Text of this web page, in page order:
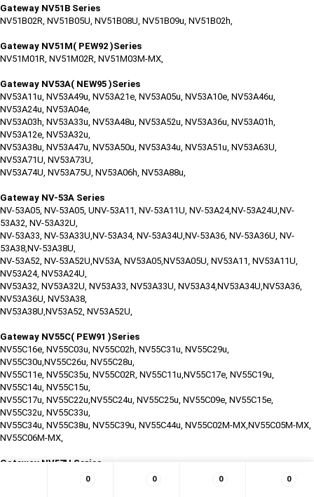
Gateway NV51B Series
NV51B02R, NV51B05U, NV51B08U, NV51B09u, NV51B02h,
Gateway NV51M( PEW92 )Series
NV51M01R, NV51M02R, NV51M03M-MX,
Gateway NV53A( NEW95 )Series
NV53A11u, NV53A49u, NV53A21e, NV53A05u, NV53A10e, NV53A46u,
NV53A24u, NV53A04e,
NV53A03h, NV53A33u, NV53A48u, NV53A52u, NV53A36u, NV53A01h,
NV53A12e, NV53A32u,
NV53A38u, NV53A47u, NV53A50u, NV53A34u, NV53A51u, NV53A63U,
NV53A71U, NV53A73U,
NV53A74U, NV53A75U, NV53A06h, NV53A88u,
Gateway NV-53A Series
NV-53A05, NV-53A05, UNV-53A11, NV-53A11U, NV-53A24,NV-53A24U,NV-
53A32, NV-53A32U,
NV-53A33, NV-53A33U,NV-53A34, NV-53A34U,NV-53A36, NV-53A36U, NV-
53A38,NV-53A38U,
NV-53A52, NV-53A52U,NV53A, NV53A05,NV53A05U, NV53A11, NV53A11U,
NV53A24, NV53A24U,
NV53A32, NV53A32U, NV53A33, NV53A33U, NV53A34,NV53A34U,NV53A36,
NV53A36U, NV53A38,
NV53A38U,NV53A52, NV53A52U,
Gateway NV55C( PEW91 )Series
NV55C16e, NV55C03u, NV55C02h, NV55C31u, NV55C29u,
NV55C30u,NV55C26u, NV55C28u,
NV55C11e, NV55C35u, NV55C02R, NV55C11u,NV55C17e, NV55C19u,
NV55C14u, NV55C15u,
NV55C17u, NV55C22u,NV55C24u, NV55C25u, NV55C09e, NV55C15e,
NV55C32u, NV55C33u,
NV55C34u, NV55C38u, NV55C39u, NV55C44u, NV55C02M-MX,NV55C05M-MX,
NV55C06M-MX,
Gateway NV57H Series
NV57H21M-MX, NV57H17u, NV57H05h, NV57H26u, NV57H13u,NV57H19M-
0 0 0 0